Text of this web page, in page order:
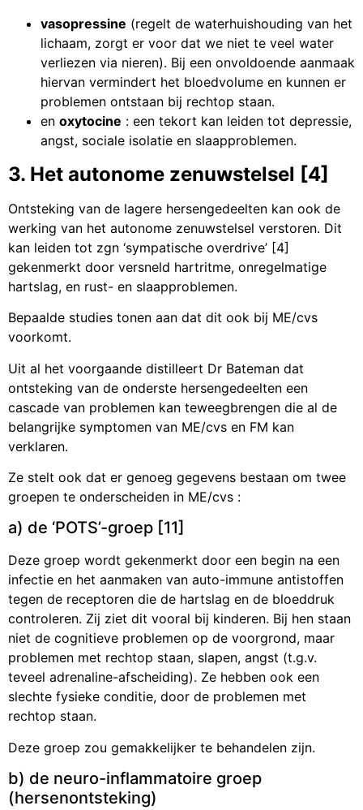
vasopressine (regelt de waterhuishouding van het
lichaam, zorgt er voor dat we niet te veel water
verliezen via nieren). Bij een onvoldoende aanmaak
hiervan vermindert het bloedvolume en kunnen er
problemen ontstaan bij rechtop staan.
en oxytocine : een tekort kan leiden tot depressie,
angst, sociale isolatie en slaapproblemen.
3. Het autonome zenuwstelsel [4]
Ontsteking van de lagere hersengedeelten kan ook de
werking van het autonome zenuwstelsel verstoren. Dit
kan leiden tot zgn ‘sympatische overdrive’ [4]
gekenmerkt door versneld hartritme, onregelmatige
hartslag, en rust- en slaapproblemen.
Bepaalde studies tonen aan dat dit ook bij ME/cvs
voorkomt.
Uit al het voorgaande distilleert Dr Bateman dat
ontsteking van de onderste hersengedeelten een
cascade van problemen kan teweegbrengen die al de
belangrijke symptomen van ME/cvs en FM kan
verklaren.
Ze stelt ook dat er genoeg gegevens bestaan om twee
groepen te onderscheiden in ME/cvs :
a) de ‘POTS’-groep [11]
Deze groep wordt gekenmerkt door een begin na een
infectie en het aanmaken van auto-immune antistoffen
tegen de receptoren die de hartslag en de bloeddruk
controleren. Zij ziet dit vooral bij kinderen. Bij hen staan
niet de cognitieve problemen op de voorgrond, maar
problemen met rechtop staan, slapen, angst (t.g.v.
teveel adrenaline-afscheiding). Ze hebben ook een
slechte fysieke conditie, door de problemen met
rechtop staan.
Deze groep zou gemakkelijker te behandelen zijn.
b) de neuro-inflammatoire groep
(hersenontsteking)